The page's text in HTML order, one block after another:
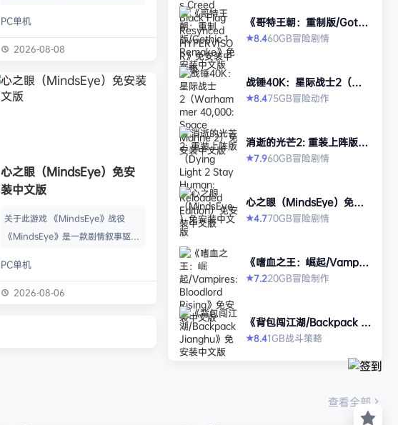
择单人或多人模式，在恢弘的第三人
称战斗中保卫帝国。 在这款2011年
回归极限战士队列的副官德米特里安
·泰图斯，对战人类的敌人，再次证
入星系级战争中！享受激烈而血腥…
PC单机
2026-08-08
心之眼（MindsEye）免安
装中文版
关于此游戏 《MindsEye》战役
《MindsEye》是一款剧情叙事驱动
背景设定在近未来沙漠城市红石城。
你将扮演雅各布·迪亚兹——一名退
PC单机
2026-08-06
《哥特王朝：重制版/Gothi
c 1 Remake》免安装中文
版
★8.460GB冒险剧情
战锤40K：星际战士2（Wa
rhammer 40,000: Space
Marine 2）免安装中文版
★8.475GB冒险动作
消逝的光芒2: 重装上阵版
（Dying Light 2 Stay Hu
man: Reloaded Edition）
★7.960GB冒险剧情
心之眼（MindsEye）免安
装中文版
★4.770GB冒险剧情
《嗜血之王：崛起/Vampir
es: Bloodlord Rising》免
安装中文版
★7.220GB冒险制作
《背包闯江湖/Backpack Ji
anghu》免安装中文版
★8.41GB战斗策略
查看全部